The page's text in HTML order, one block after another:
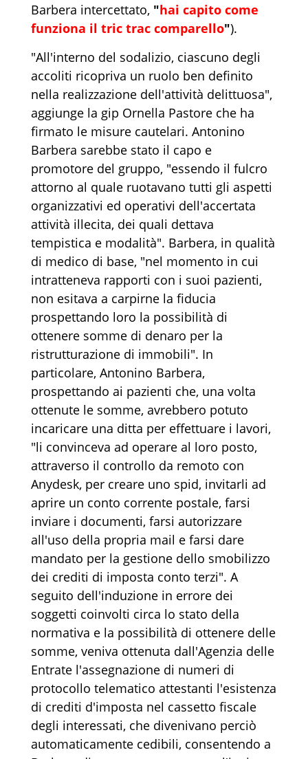
Barbera intercettato, "hai capito come
funziona il tric trac comparello").
"All'interno del sodalizio, ciascuno degli
accoliti ricopriva un ruolo ben definito
nella realizzazione dell'attività delittuosa",
aggiunge la gip Ornella Pastore che ha
firmato le misure cautelari. Antonino
Barbera sarebbe stato il capo e
promotore del gruppo, "essendo il fulcro
attorno al quale ruotavano tutti gli aspetti
organizzativi ed operativi dell'accertata
attività illecita, dei quali dettava
tempistica e modalità". Barbera, in qualità
di medico di base, "nel momento in cui
intratteneva rapporti con i suoi pazienti,
non esitava a carpirne la fiducia
prospettando loro la possibilità di
ottenere somme di denaro per la
ristrutturazione di immobili". In
particolare, Antonino Barbera,
prospettando ai pazienti che, una volta
ottenute le somme, avrebbero potuto
incaricare una ditta per effettuare i lavori,
"li convinceva ad operare al loro posto,
attraverso il controllo da remoto con
Anydesk, per creare uno spid, invitarli ad
aprire un conto corrente postale, farsi
inviare i documenti, farsi autorizzare
all'uso della propria mail e farsi dare
mandato per la gestione dello smobilizzo
dei crediti di imposta conto terzi". A
seguito dell'induzione in errore dei
soggetti coinvolti circa lo stato della
normativa e la possibilità di ottenere delle
somme, veniva ottenuta dall'Agenzia delle
Entrate l'assegnazione di numeri di
protocollo telematico attestanti l'esistenza
di crediti d'imposta nel cassetto fiscale
degli interessati, che divenivano perciò
automaticamente cedibili, consentendo a